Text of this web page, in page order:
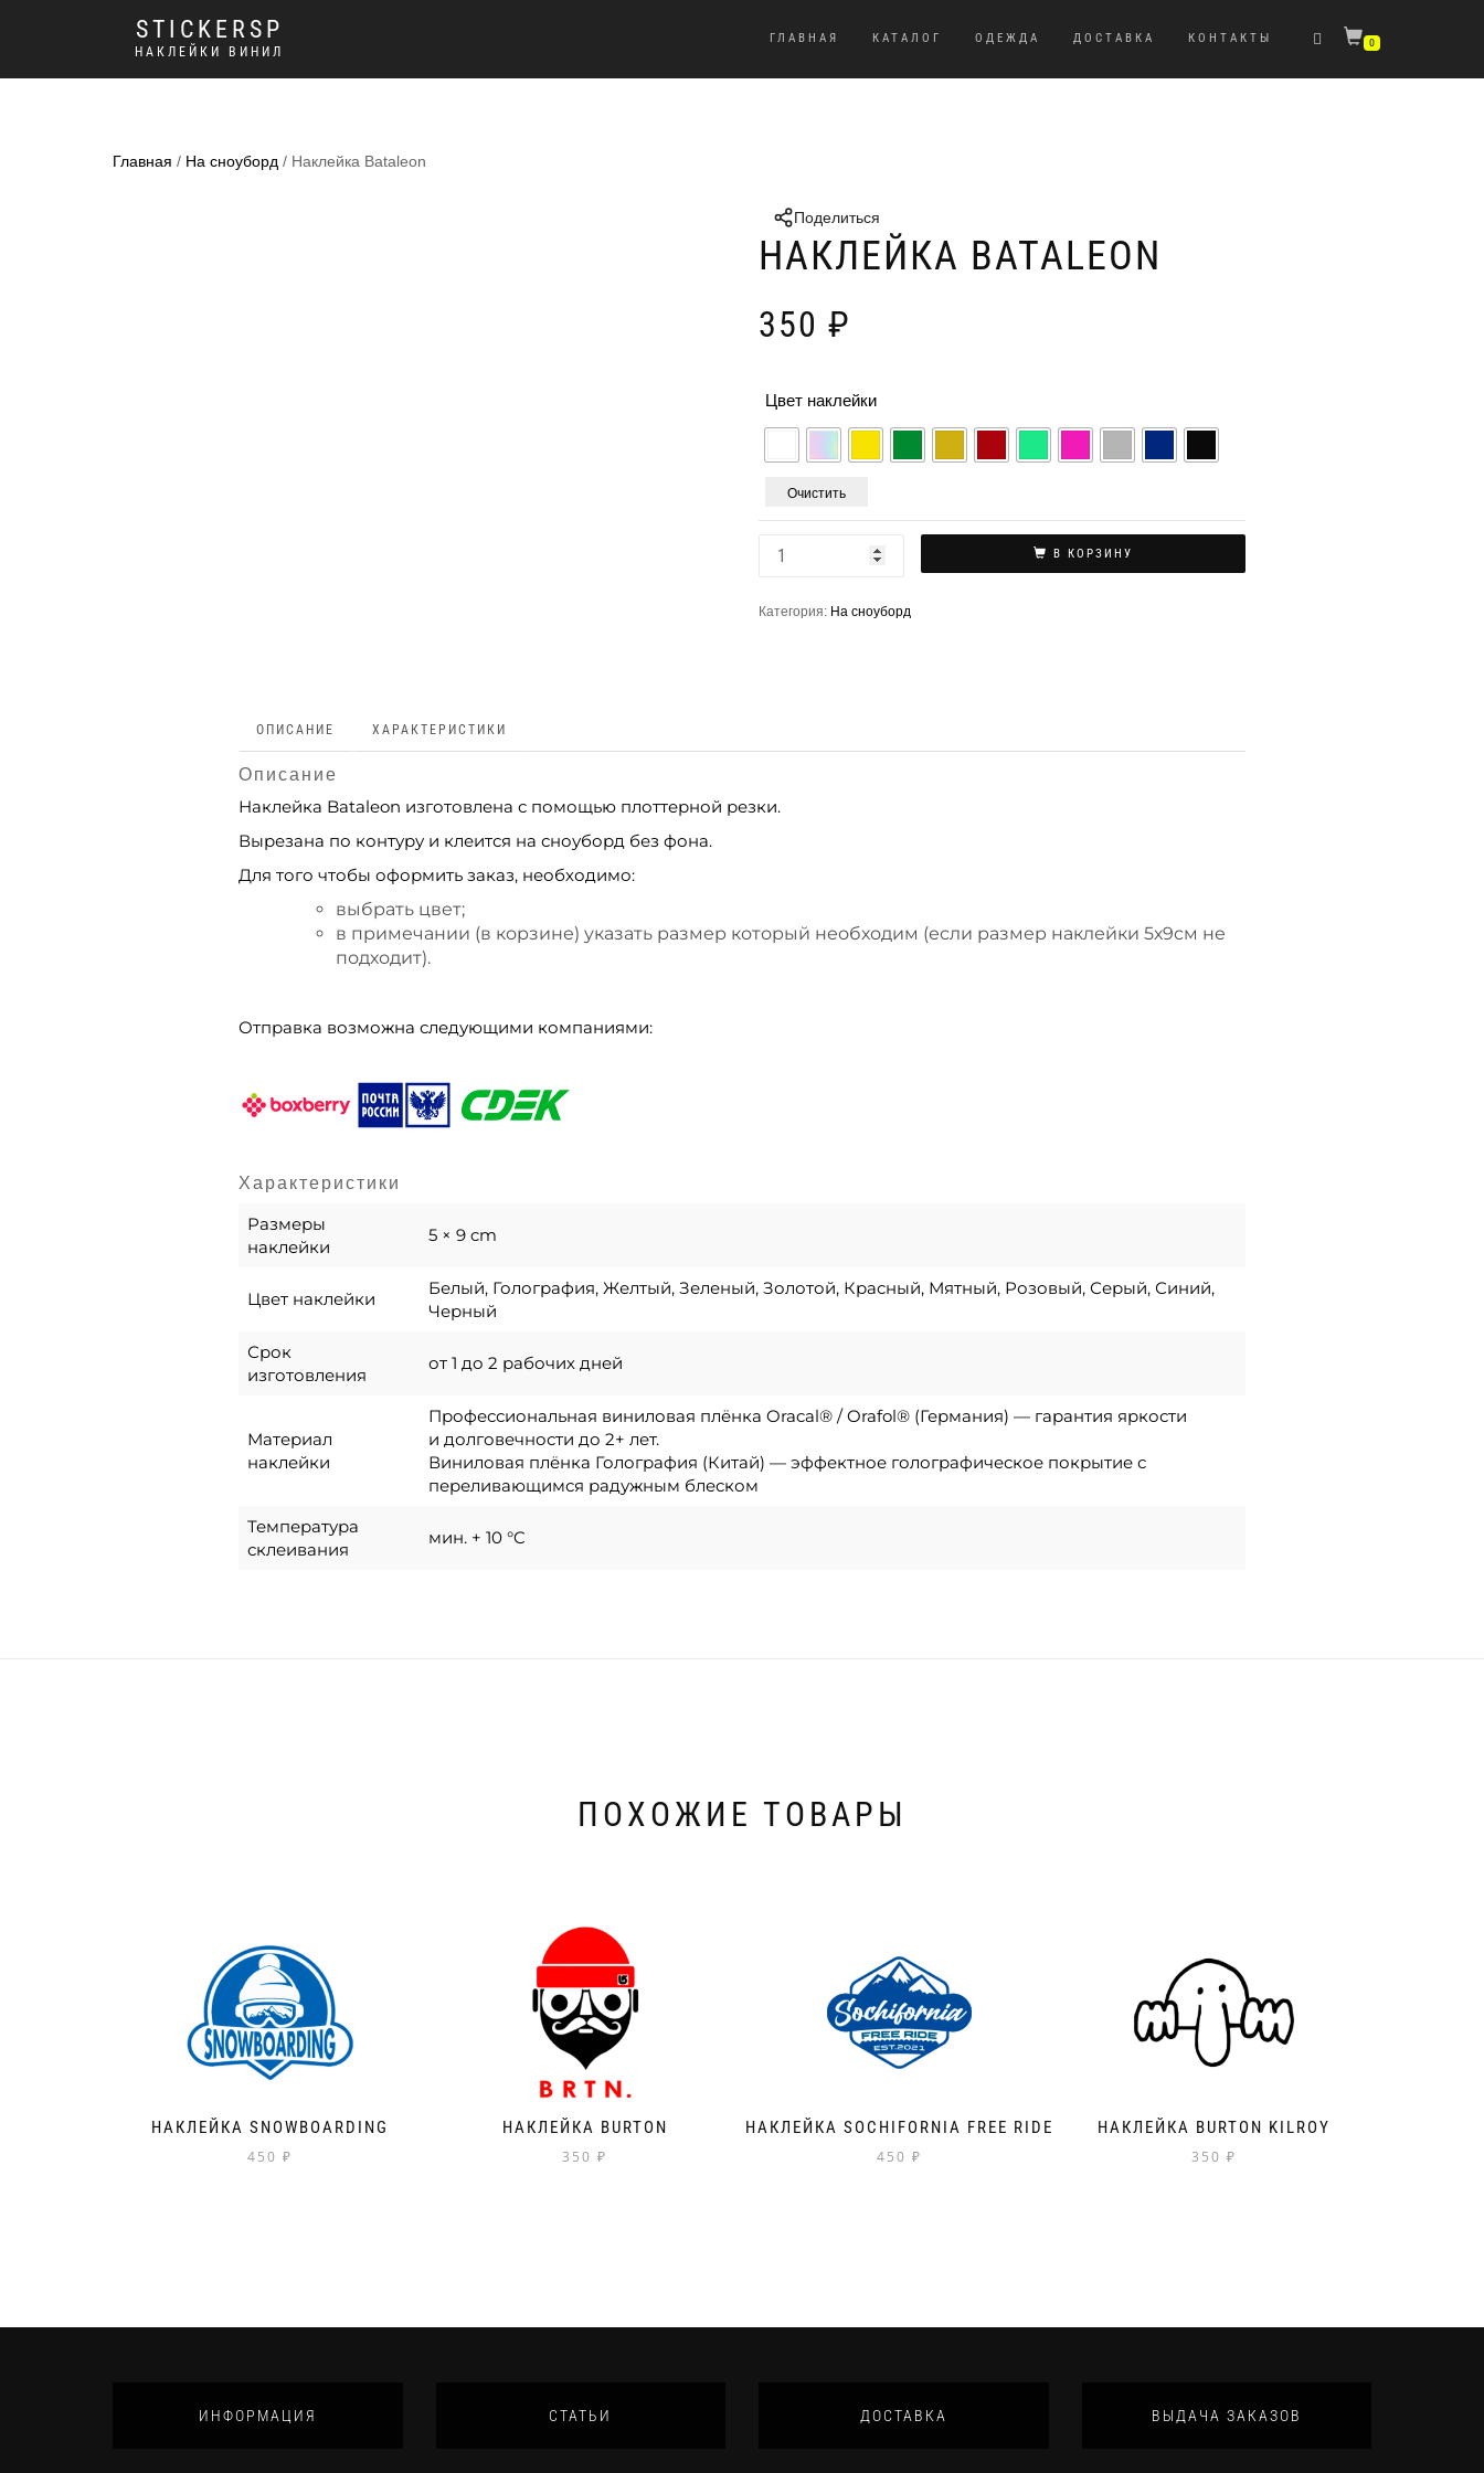
STICKERSP
НАКЛЕЙКИ ВИНИЛ
ГЛАВНАЯ КАТАЛОГ ОДЕЖДА ДОСТАВКА КОНТАКТЫ 0
Главная / На сноуборд / Наклейка Bataleon
Поделиться
НАКЛЕЙКА BATALEON
350 ₽
Цвет наклейки
Очистить
В КОРЗИНУ
Категория: На сноуборд
ОПИСАНИЕ ХАРАКТЕРИСТИКИ
Описание
Наклейка Bataleon изготовлена с помощью плоттерной резки.
Вырезана по контуру и клеится на сноуборд без фона.
Для того чтобы оформить заказ, необходимо:
выбрать цвет;
в примечании (в корзине) указать размер который необходим (если размер наклейки 5х9см не
подходит).
Отправка возможна следующими компаниями:
Характеристики
Размеры
наклейки
5 × 9 cm
Цвет наклейки
Белый, Голография, Желтый, Зеленый, Золотой, Красный, Мятный, Розовый, Серый, Синий,
Черный
Срок
изготовления
от 1 до 2 рабочих дней
Материал
наклейки
Профессиональная виниловая плёнка Oracal® / Orafol® (Германия) — гарантия яркости
и долговечности до 2+ лет.
Виниловая плёнка Голография (Китай) — эффектное голографическое покрытие с
переливающимся радужным блеском
Температура
склеивания
мин. + 10 °C
ПОХОЖИЕ ТОВАРЫ
НАКЛЕЙКА SNOWBOARDING
450 ₽
НАКЛЕЙКА BURTON
350 ₽
НАКЛЕЙКА SOCHIFORNIA FREE RIDE
450 ₽
НАКЛЕЙКА BURTON KILROY
350 ₽
ИНФОРМАЦИЯ СТАТЬИ ДОСТАВКА ВЫДАЧА ЗАКАЗОВ